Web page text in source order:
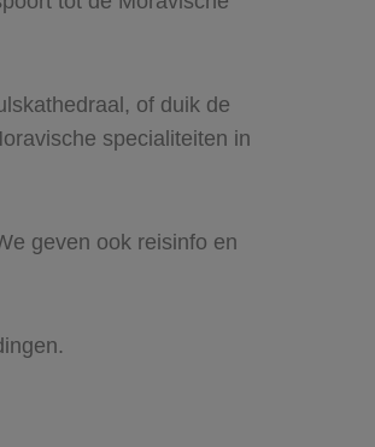
of duik de
specialiteiten in
geven ook reisinfo en